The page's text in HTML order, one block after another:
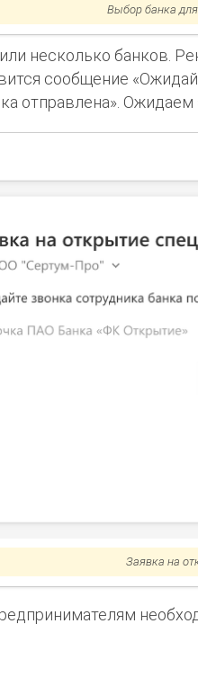
Выбор банка
несколько банков.
сообщение
отправлена».
Заявка на